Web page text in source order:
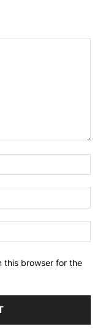
this browser for the